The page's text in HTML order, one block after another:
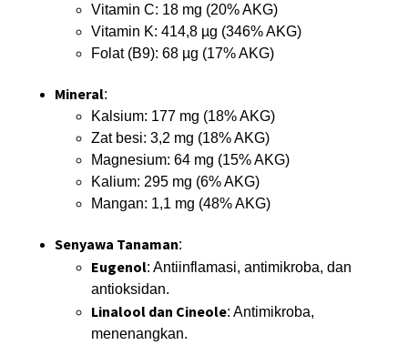
Vitamin C: 18 mg (20% AKG)
Vitamin K: 414,8 µg (346% AKG)
Folat (B9): 68 µg (17% AKG)
Mineral:
Kalsium: 177 mg (18% AKG)
Zat besi: 3,2 mg (18% AKG)
Magnesium: 64 mg (15% AKG)
Kalium: 295 mg (6% AKG)
Mangan: 1,1 mg (48% AKG)
Senyawa Tanaman:
Eugenol: Antiinflamasi, antimikroba, dan
antioksidan.
Linalool dan Cineole: Antimikroba,
menenangkan.